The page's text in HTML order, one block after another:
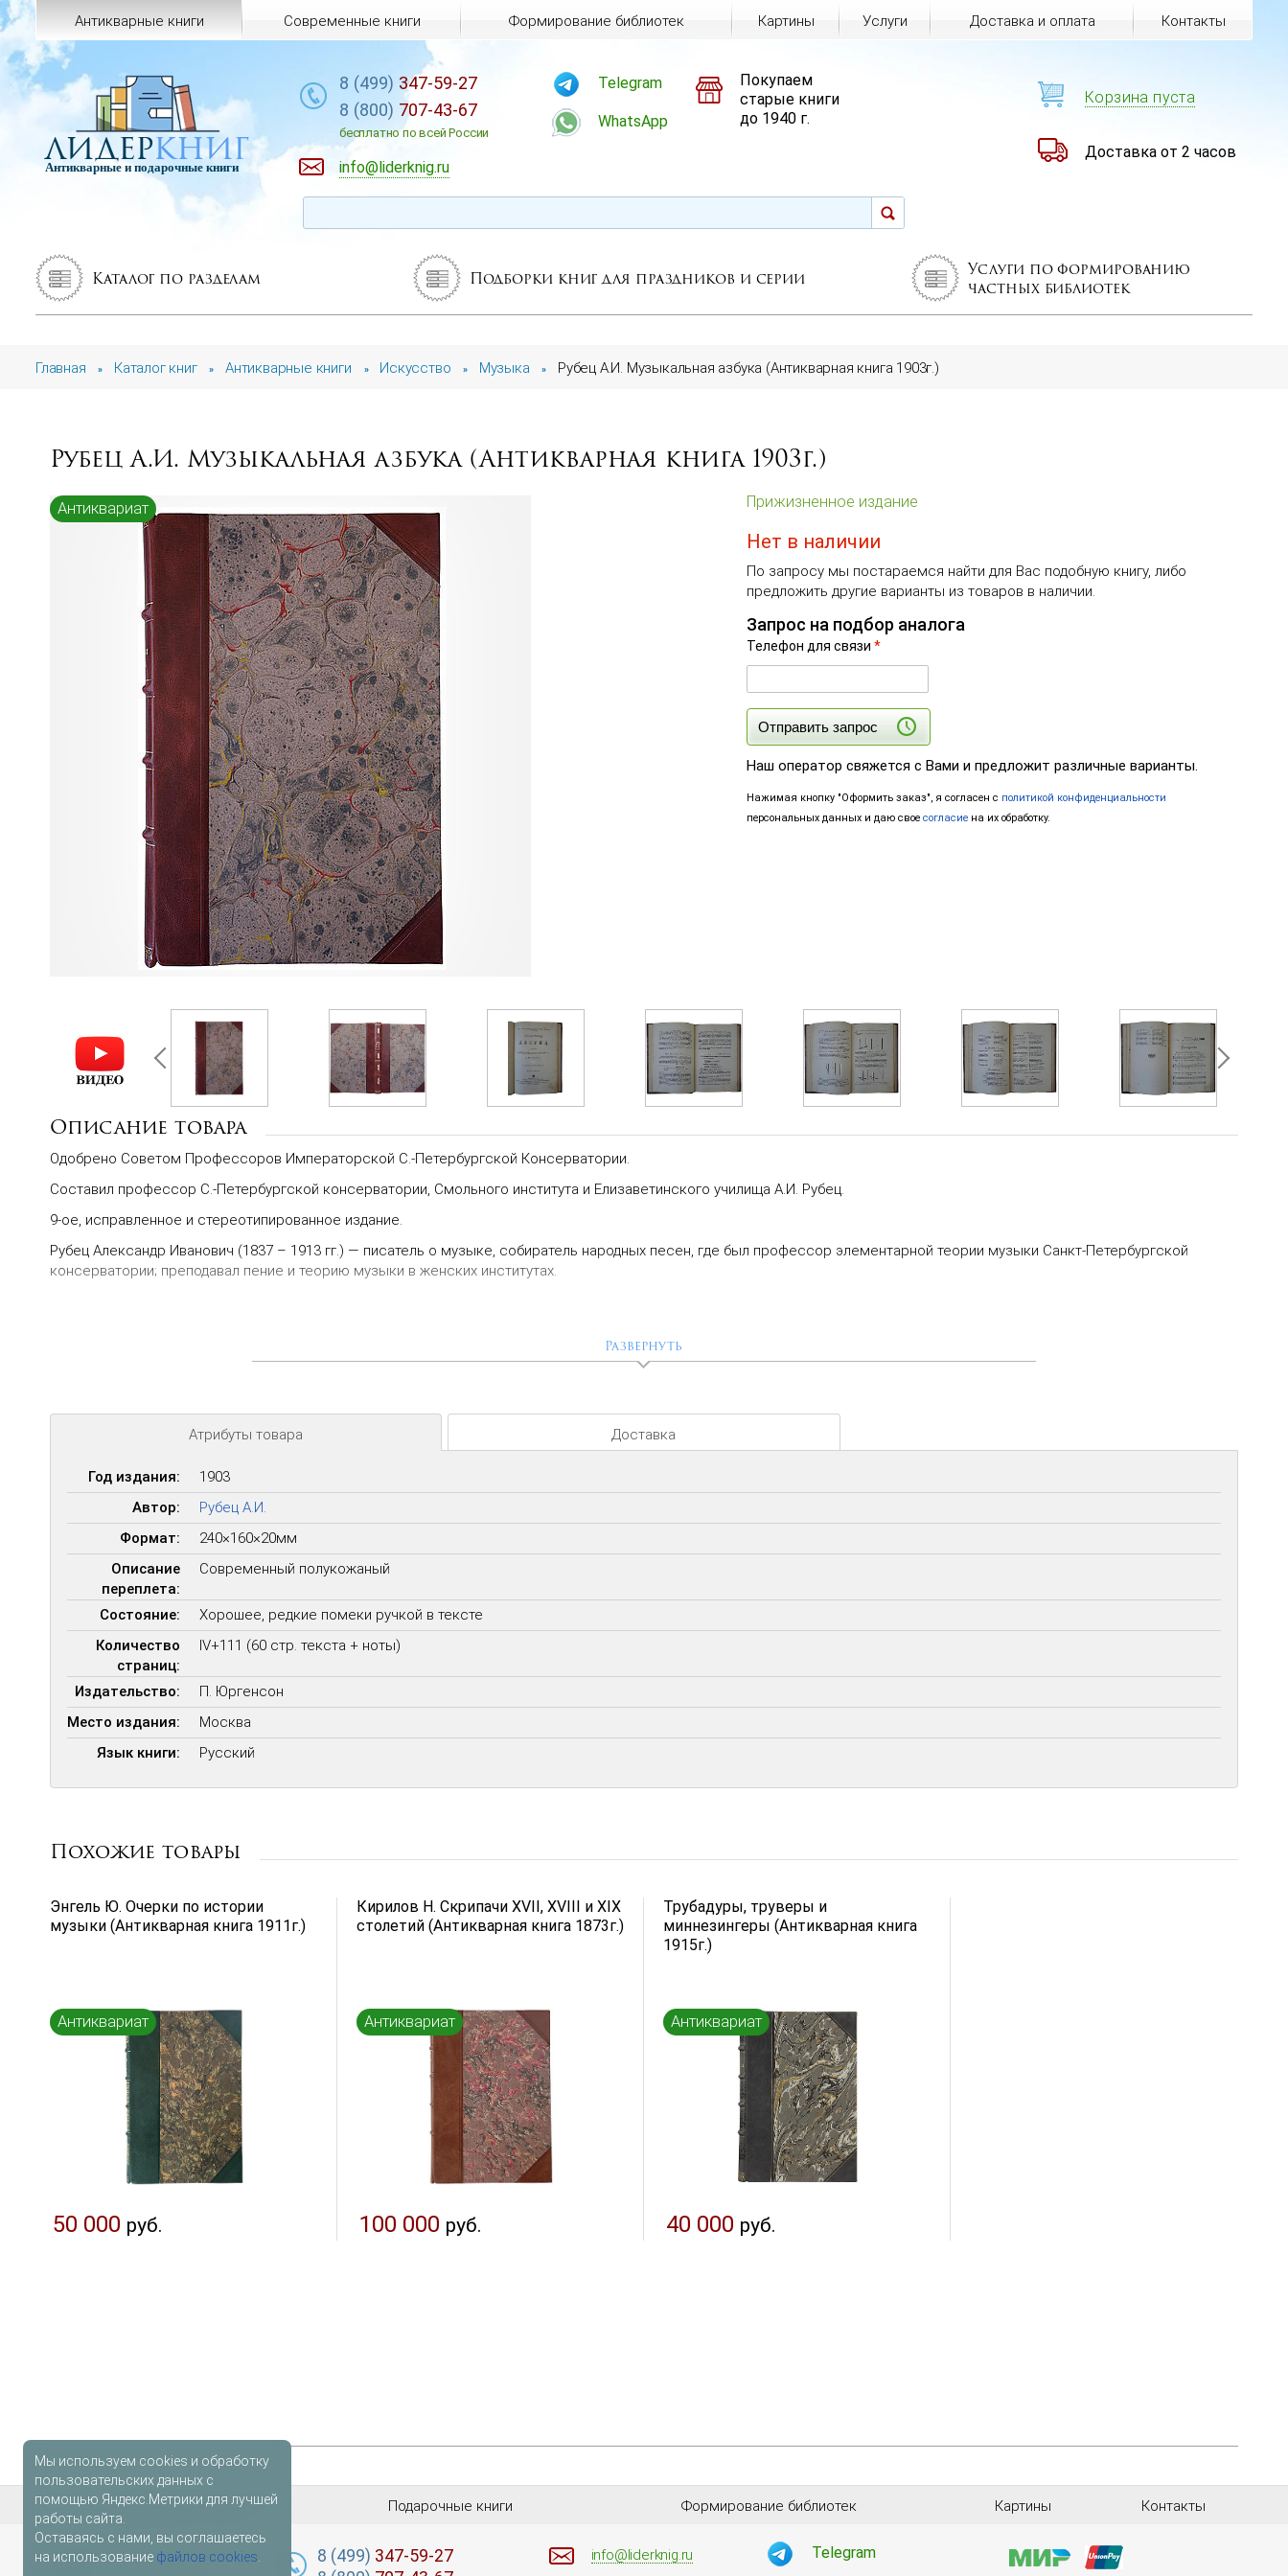
Каталог по разделам Подборки книг для праздников и серии
Услуги по формированию
частных библиотек
Главная » Каталог книг » Антикварные книги » Искусство » Музыка » Рубец А.И. Музыкальная азбука (Антикварная книга 1903г.)
Рубец А.И. Музыкальная азбука (Антикварная книга 1903г.)
Антиквариат Прижизненное издание
Нет в наличии
По запросу мы постараемся найти для Вас подобную книгу, либо
предложить другие варианты из товаров в наличии.
Запрос на подбор аналога
Телефон для связи *
Отправить запрос
Наш оператор свяжется с Вами и предложит различные варианты.
Нажимая кнопку "Оформить заказ", я согласен с политикой конфиденциальности
персональных данных и даю свое согласиена их обработку.
Описание товара
Одобрено Советом Профессоров Императорской С.-Петербургской Консерватории.
Составил профессор С.-Петербургской консерватории, Смольного института и Елизаветинского училища А.И. Рубец.
9-ое, исправленное и стереотипированное издание.
Рубец Александр Иванович (1837 – 1913 гг.) — писатель о музыке, собиратель народных песен, где был профессор элементарной теории музыки Санкт-Петербургской
консерватории; преподавал пение и теорию музыки в женских институтах.
Развернуть
Атрибуты товара Доставка
Год издания:
1903
Автор:
Рубец А.И.
Формат:
240×160×20мм
Описание
переплета:
Современный полукожаный
Состояние:
Хорошее, редкие помеки ручкой в тексте
Количество
страниц:
IV+111 (60 стр. текста + ноты)
Издательство:
П. Юргенсон
Место издания:
Москва
Язык книги:
Русский
Похожие товары
Энгель Ю. Очерки по истории
музыки (Антикварная книга 1911г.)
Антиквариат
50 000 руб.
Кирилов Н. Скрипачи XVII, XVIII и XIX
столетий (Антикварная книга 1873г.)
Антиквариат
100 000 руб.
Трубадуры, труверы и
миннезингеры (Антикварная книга
1915г.)
Антиквариат
40 000 руб.
Антикварные книги Современные книги Формирование библиотек Картины Услуги Доставка и оплата Контакты
лидеркниг
Антикварные и подарочные книги
8 (499) 347-59-27
8 (800) 707-43-67
бесплатно по всей России
info@liderknig.ru
Telegram
WhatsApp
Покупаем
старые книги
до 1940 г.
Корзина пуста
Доставка от 2 часов
Антикварные книги Подарочные книги Формирование библиотек Картины Контакты
лидеркниг 8 (499) 347-59-27
info@liderknig.ru Telegram
Мы используем cookies и обработку
пользовательских данных с
помощью Яндекс.Метрики для лучшей
работы сайта.
Оставаясь с нами, вы соглашаетесь
на использование файлов cookies